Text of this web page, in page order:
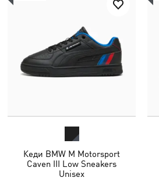
Кеди BMW M Motorsport
Caven III Low Sneakers
Unisex